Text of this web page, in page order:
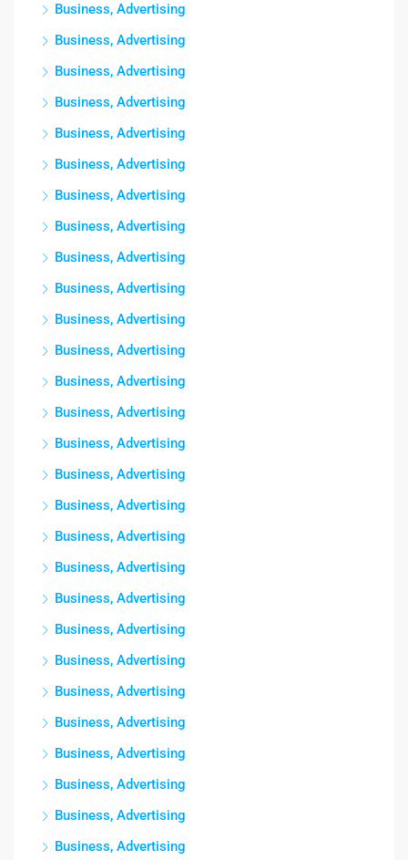
Business, Advertising
Business, Advertising
Business, Advertising
Business, Advertising
Business, Advertising
Business, Advertising
Business, Advertising
Business, Advertising
Business, Advertising
Business, Advertising
Business, Advertising
Business, Advertising
Business, Advertising
Business, Advertising
Business, Advertising
Business, Advertising
Business, Advertising
Business, Advertising
Business, Advertising
Business, Advertising
Business, Advertising
Business, Advertising
Business, Advertising
Business, Advertising
Business, Advertising
Business, Advertising
Business, Advertising
Business, Advertising